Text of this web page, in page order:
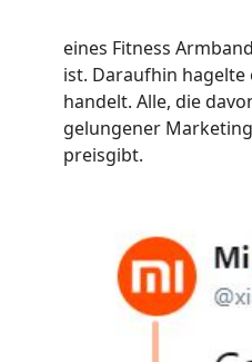
eines Fitness
ist. Daraufhin hagelte
handelt. Alle, die
gelungener
preisgibt.